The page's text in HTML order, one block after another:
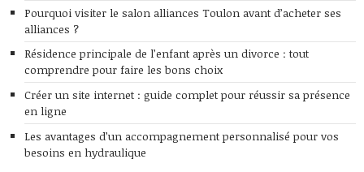
Pourquoi visiter le salon alliances Toulon avant d’acheter ses
alliances ?
Résidence principale de l’enfant après un divorce : tout
comprendre pour faire les bons choix
Créer un site internet : guide complet pour réussir sa présence
en ligne
Les avantages d’un accompagnement personnalisé pour vos
besoins en hydraulique